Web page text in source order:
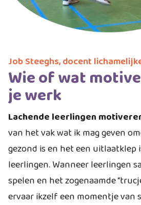
Job Steeghs, docent
Wie of wat
je werk
Lachende leerlingen
van het vak wat ik mag geven
gezond is en het een uitlaatklep
leerlingen. Wanneer leerlingen
spelen en het zogenaamde
ervaar ikzelf een momentje van